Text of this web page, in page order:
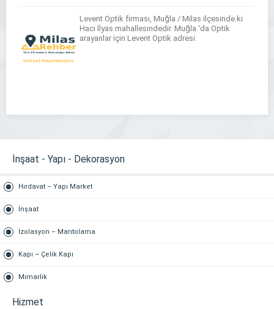
Levent Optik firması, Muğla / Milas ilçesinde ki
Hacı İlyas mahallesindedir. Muğla ‘da Optik
arayanlar için Levent Optik adresi
İnşaat - Yapı - Dekorasyon
Hırdavat – Yapı Market
İnşaat
İzolasyon – Mantolama
Kapı – Çelik Kapı
Mimarlık
Hizmet